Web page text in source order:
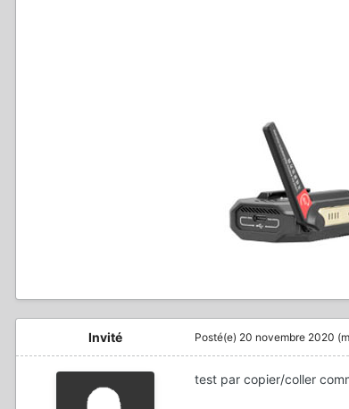
Invité Posté(e) 20 novembre 2020
test par copier/coller